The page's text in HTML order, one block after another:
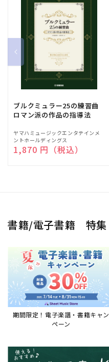
ブルクミュラー25の練習曲
ロマン派の作品の指導法
販
売
元:
ヤマハミュージックエンタテインメ
ントホールディングス
通常価格
1,870 円（税込）
書籍/電子書籍 特集
期間限定！電子楽譜・書籍キャン
ペーン